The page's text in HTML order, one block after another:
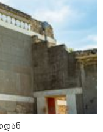
1611.80
940.80